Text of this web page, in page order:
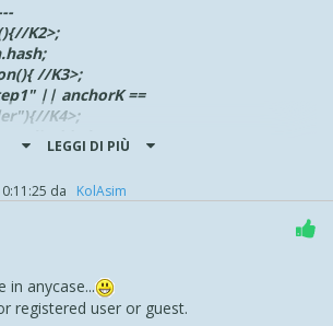
K2>;
//K3>;
|| anchorK ==
K4>;
true);
LEGGI DI PIÙ
da ‪ KolAsim ‪ ‪
in anycase...
registered user or guest.